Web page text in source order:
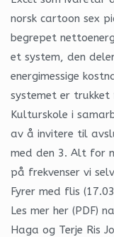
norsk cartoon sex
begrepet
et system, den
energimessige
systemet er trukket
Kulturskole i
av å invitere til
med den 3. Alt for
på frekvenser vi
Fyrer med flis
Les mer her (PDF)
Haga og Terje Ris